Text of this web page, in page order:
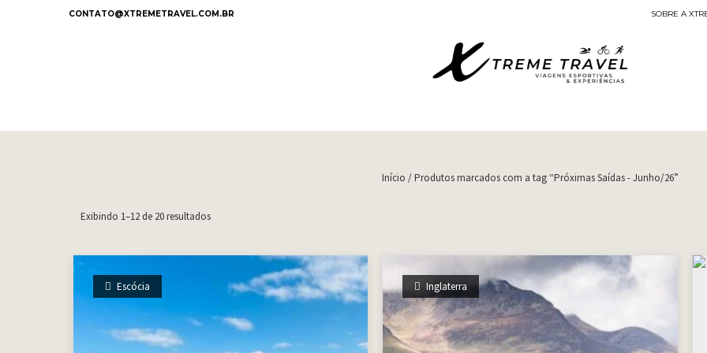
CONTATO@XTREMETRAVEL.COM.BR SOBRE A
Início / Produtos marcados com a tag “Próximas Saídas - Junho/26”
Exibindo 1–12 de 20 resultados
Escócia Inglaterra